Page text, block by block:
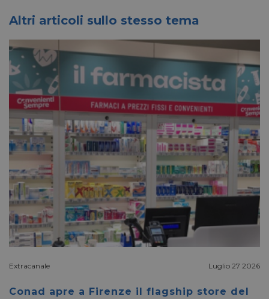
Altri articoli sullo stesso tema
Extracanale Luglio 27 2026
Conad apre a Firenze il flagship store del